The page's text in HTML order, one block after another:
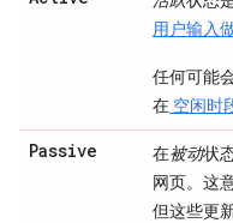
用户输入
任何可能
在 空闲时
Passive 在被动状
网页。这
但这些更